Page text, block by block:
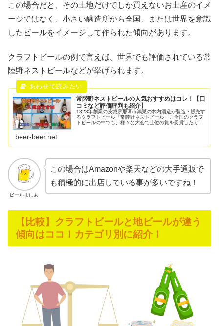
この場合だと、その土地だけでしか買えないお土産のイメ
ージではなく、小さい醸造所から全国、または世界を意識
したビールをイメージして作られた傾向があります。
クラフトビールの例で言えば、世界でも評価されている常
陸野ネストビールなどが挙げられます。
常陸野ネストビールの人気おすすめはコレ！【口
コミなど評価評判も紹介】
1823年創業の茨城県那珂市鴻巣の木内酒造が製造・販売す
るクラフトビール「常陸野ネストビール」。全国のクラフ
トビールの中でも、様々な大会で上位の賞を受賞したり、
beer-beer.net
ビールまにあ
この場合はAmazonや楽天などの大手通販で
も積極的に出店している事が多いですね！
【比較】クラフトビールと地ビールが違う
傾向はココ！カテゴリ別に紹介！